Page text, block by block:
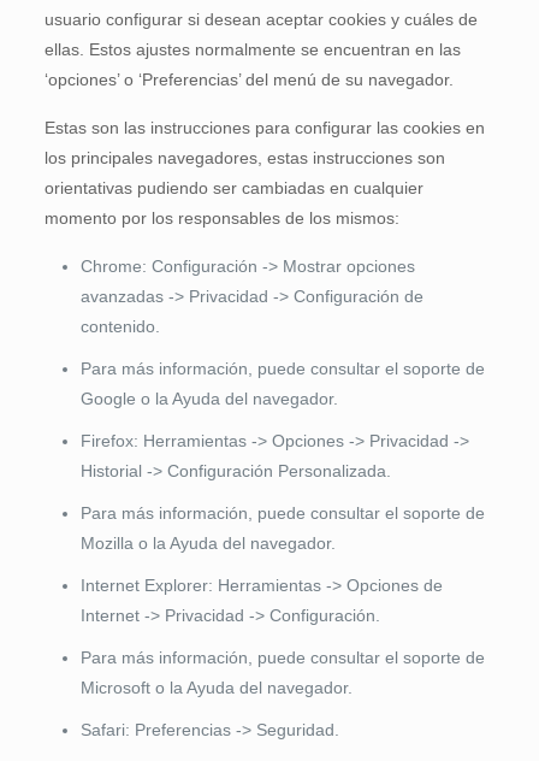
usuario configurar si desean aceptar cookies y cuáles de
ellas. Estos ajustes normalmente se encuentran en las
‘opciones’ o ‘Preferencias’ del menú de su navegador.
Estas son las instrucciones para configurar las cookies en
los principales navegadores, estas instrucciones son
orientativas pudiendo ser cambiadas en cualquier
momento por los responsables de los mismos:
Chrome: Configuración -> Mostrar opciones
avanzadas -> Privacidad -> Configuración de
contenido.
Para más información, puede consultar el soporte de
Google o la Ayuda del navegador.
Firefox: Herramientas -> Opciones -> Privacidad ->
Historial -> Configuración Personalizada.
Para más información, puede consultar el soporte de
Mozilla o la Ayuda del navegador.
Internet Explorer: Herramientas -> Opciones de
Internet -> Privacidad -> Configuración.
Para más información, puede consultar el soporte de
Microsoft o la Ayuda del navegador.
Safari: Preferencias -> Seguridad.